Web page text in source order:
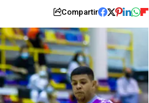
Compartir